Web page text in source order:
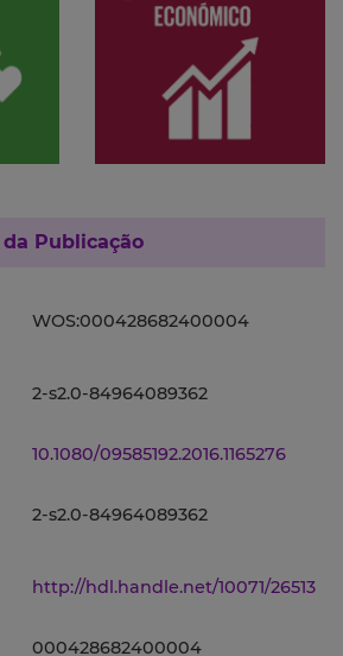
Publicação
WOS:000428682400004
2-s2.0-84964089362
10.1080/09585192.2016.1165276
2-s2.0-84964089362
http://hdl.handle.net/10071/26513
000428682400004